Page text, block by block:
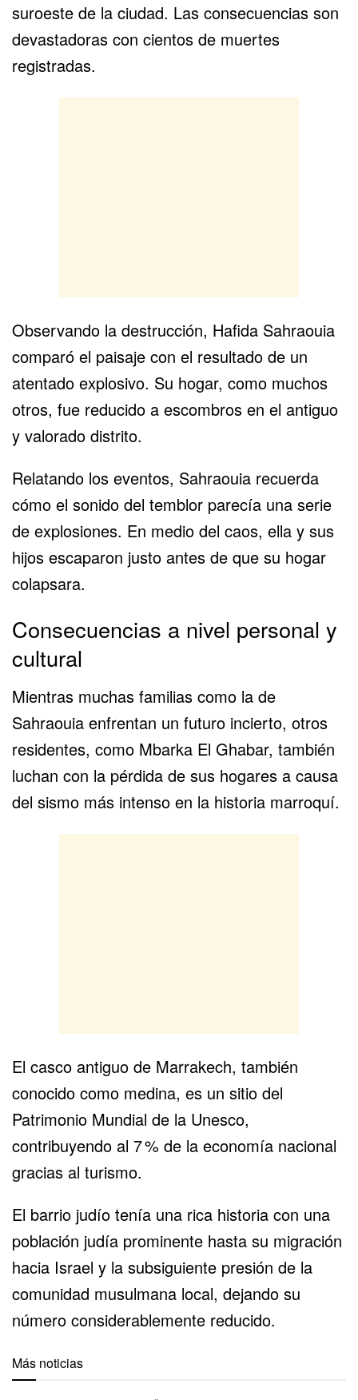
suroeste de la ciudad. Las consecuencias son
devastadoras con cientos de muertes
registradas.
Observando la destrucción, Hafida Sahraouia
comparó el paisaje con el resultado de un
atentado explosivo. Su hogar, como muchos
otros, fue reducido a escombros en el antiguo
y valorado distrito.
Relatando los eventos, Sahraouia recuerda
cómo el sonido del temblor parecía una serie
de explosiones. En medio del caos, ella y sus
hijos escaparon justo antes de que su hogar
colapsara.
Consecuencias a nivel personal y
cultural
Mientras muchas familias como la de
Sahraouia enfrentan un futuro incierto, otros
residentes, como Mbarka El Ghabar, también
luchan con la pérdida de sus hogares a causa
del sismo más intenso en la historia marroquí.
El casco antiguo de Marrakech, también
conocido como medina, es un sitio del
Patrimonio Mundial de la Unesco,
contribuyendo al 7 % de la economía nacional
gracias al turismo.
El barrio judío tenía una rica historia con una
población judía prominente hasta su migración
hacia Israel y la subsiguiente presión de la
comunidad musulmana local, dejando su
número considerablemente reducido.
Más noticias